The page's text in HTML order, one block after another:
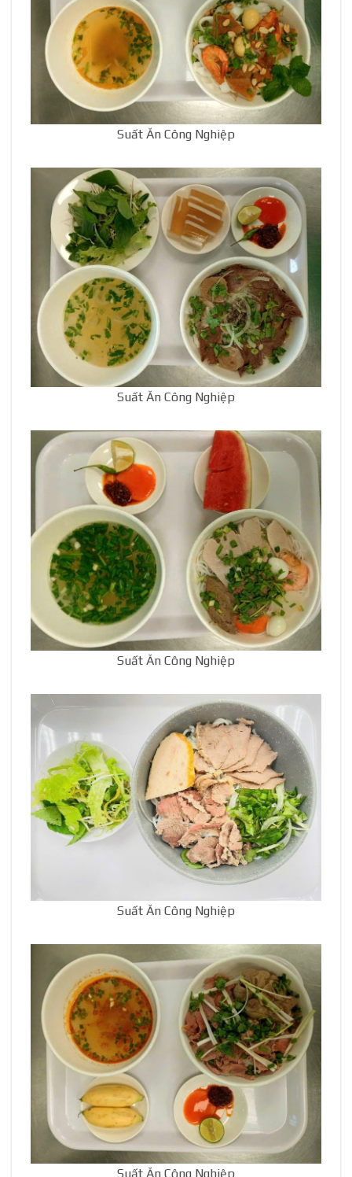
Suất Ăn Công Nghiệp
Suất Ăn Công Nghiệp
Suất Ăn Công Nghiệp
Suất Ăn Công Nghiệp
Suất Ăn Công Nghiệp